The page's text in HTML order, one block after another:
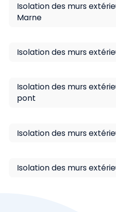
Isolation des murs
Marne
Isolation des murs
Isolation des murs
pont
Isolation des murs
Isolation des murs